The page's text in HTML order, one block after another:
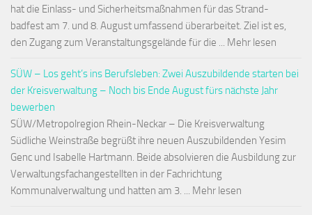
hat die Einlass- und Sicherheitsmaßnahmen für das Strand-
badfest am 7. und 8. August umfassend überarbeitet. Ziel ist es,
den Zugang zum Veranstaltungsgelände für die ... Mehr lesen
SÜW – Los geht’s ins Berufsleben: Zwei Auszubildende starten bei
der Kreisverwaltung – Noch bis Ende August fürs nächste Jahr
bewerben
SÜW/Metropolregion Rhein-Neckar – Die Kreisverwaltung
Südliche Weinstraße begrüßt ihre neuen Auszubildenden Yesim
Genc und Isabelle Hartmann. Beide absolvieren die Ausbildung zur
Verwaltungsfachangestellten in der Fachrichtung
Kommunalverwaltung und hatten am 3. ... Mehr lesen